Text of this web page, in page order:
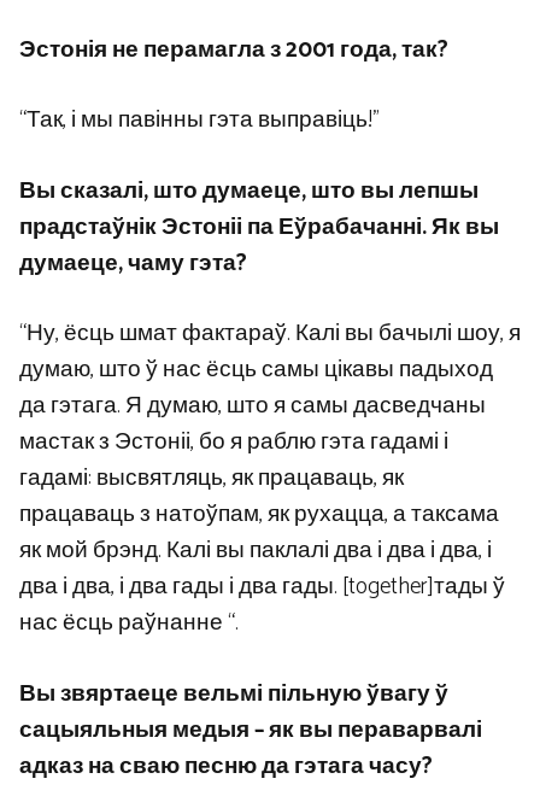
Эстонія не перамагла з 2001 года, так?
“Так, і мы павінны гэта выправіць!”
Вы сказалі, што думаеце, што вы лепшы
прадстаўнік Эстоніі па Еўрабачанні. Як вы
думаеце, чаму гэта?
“Ну, ёсць шмат фактараў. Калі вы бачылі шоу, я
думаю, што ў нас ёсць самы цікавы падыход
да гэтага. Я думаю, што я самы дасведчаны
мастак з Эстоніі, бо я раблю гэта гадамі і
гадамі: высвятляць, як працаваць, як
працаваць з натоўпам, як рухацца, а таксама
як мой брэнд. Калі вы паклалі два і два і два, і
два і два, і два гады і два гады. [together]тады ў
нас ёсць раўнанне “.
Вы звяртаеце вельмі пільную ўвагу ў
сацыяльныя медыя – як вы пераварвалі
адказ на сваю песню да гэтага часу?